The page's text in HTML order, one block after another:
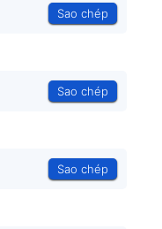
Sao chép
Sao chép
Sao chép